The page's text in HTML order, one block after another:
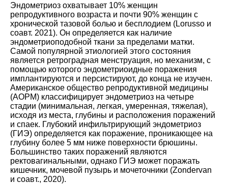
Эндометриоз охватывает 10% женщин
репродуктивного возраста и почти 90% женщин с
хронической тазовой болью и бесплодием (Lorusso и
соавт. 2021). Он определяется как наличие
эндометриоподобной ткани за пределами матки.
Самой популярной этиологией этого состояния
является ретроградная менструация, но механизм, с
помощью которого эндометриоидные поражения
имплантируются и персистируют, до конца не изучен.
Американское общество репродуктивной медицины
(АОРМ) классифицирует эндометриоз на четыре
стадии (минимальная, легкая, умеренная, тяжелая),
исходя из места, глубины и расположения поражений
и спаек. Глубокий инфильтрирующий эндометриоз
(ГИЭ) определяется как поражение, проникающее на
глубину более 5 мм ниже поверхности брюшины.
Большинство таких поражений являются
ректовагинальными, однако ГИЭ может поражать
кишечник, мочевой пузырь и мочеточники (Zondervan
и соавт., 2020).